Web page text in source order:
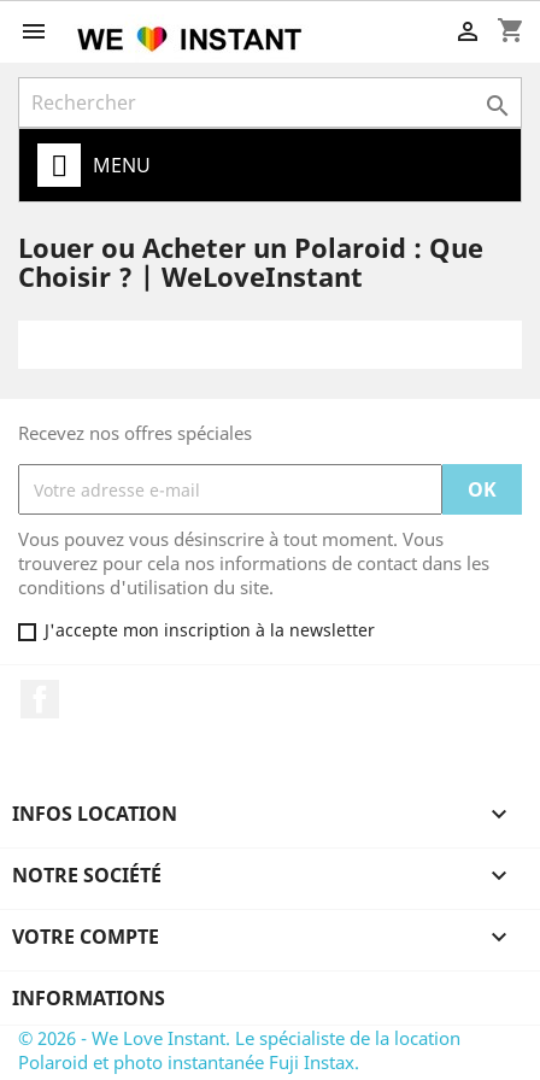
 shopping_cart


MENU
Louer ou Acheter un Polaroid : Que
Choisir ? | WeLoveInstant
Recevez nos offres spéciales
Vous pouvez vous désinscrire à tout moment. Vous
trouverez pour cela nos informations de contact dans les
conditions d'utilisation du site.
J'accepte mon inscription à la newsletter
INFOS LOCATION 
NOTRE SOCIÉTÉ 
VOTRE COMPTE 
INFORMATIONS
© 2026 - We Love Instant. Le spécialiste de la location
Polaroid et photo instantanée Fuji Instax.